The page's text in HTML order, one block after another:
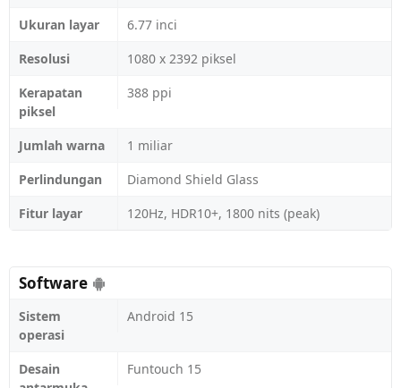
Ukuran layar
6.77 inci
Resolusi
1080 x 2392 piksel
Kerapatan
piksel
388 ppi
Jumlah warna
1 miliar
Perlindungan
Diamond Shield Glass
Fitur layar
120Hz, HDR10+, 1800 nits (peak)
Software
Sistem
operasi
Android 15
Desain
Funtouch 15